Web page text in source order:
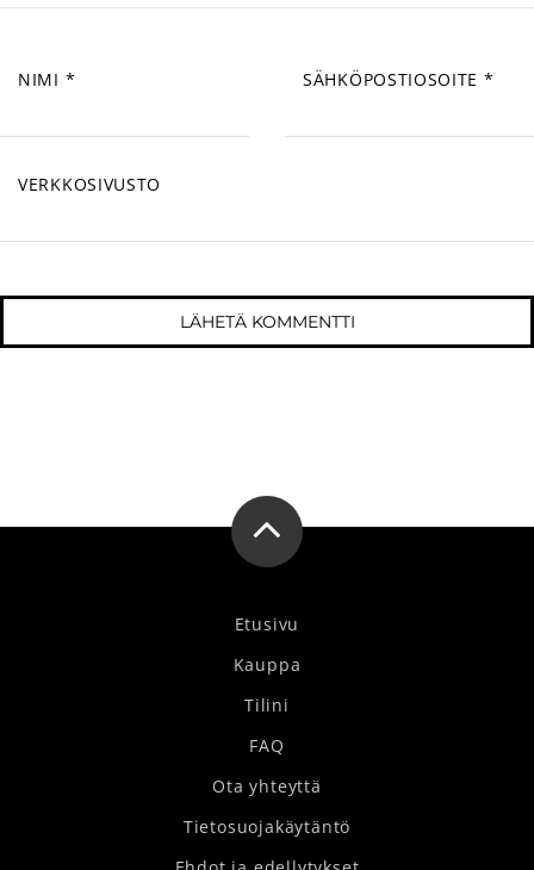
NIMI * SÄHKÖPOSTIOSOITE *
VERKKOSIVUSTO
Etusivu
Kauppa
Tilini
FAQ
Ota yhteyttä
Tietosuojakäytäntö